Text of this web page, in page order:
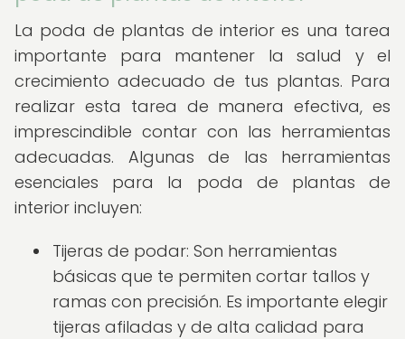
La poda de plantas de interior es una tarea
importante para mantener la salud y el
crecimiento adecuado de tus plantas. Para
realizar esta tarea de manera efectiva, es
imprescindible contar con las herramientas
adecuadas. Algunas de las herramientas
esenciales para la poda de plantas de
interior incluyen:
Tijeras de podar: Son herramientas
básicas que te permiten cortar tallos y
ramas con precisión. Es importante elegir
tijeras afiladas y de alta calidad para